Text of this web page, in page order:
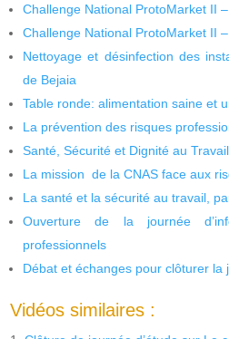
Challenge National ProtoMarket II
Challenge National ProtoMarket II
Nettoyage et désinfection des
de Bejaia
Table ronde: alimentation saine et
La prévention des risques
Santé, Sécurité et Dignité au
La mission de la CNAS face aux
La santé et la sécurité au travail,
Ouverture de la journée
professionnels
Débat et échanges pour clôturer la
Vidéos similaires :